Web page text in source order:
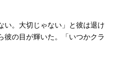
い。大切じゃない」と彼は退け
彼の目が輝いた。「いつかクラ